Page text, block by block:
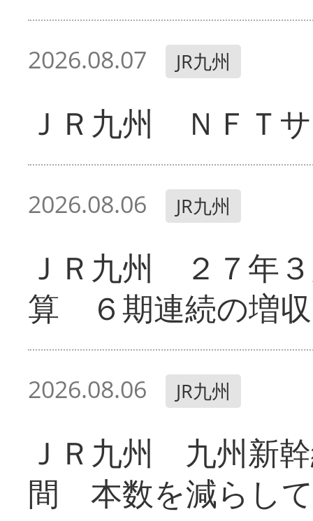
2026.08.07 JR九州
ＪＲ九州 ＮＦＴ
2026.08.06 JR九州
ＪＲ九州 ２７年
算 ６期連続の増収
2026.08.06 JR九州
ＪＲ九州 九州新
間 本数を減らし